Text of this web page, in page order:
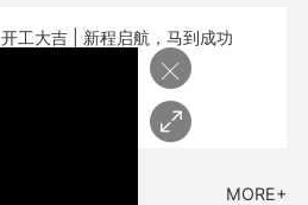
开工大吉 | 新程启航，马到成功
MORE+
×